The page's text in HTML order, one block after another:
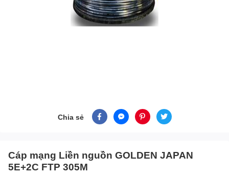
Chia sẻ
Cáp mạng Liền nguồn GOLDEN JAPAN
5E+2C FTP 305M